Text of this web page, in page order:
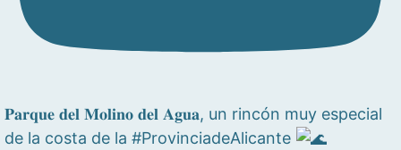
𝐏𝐚𝐫𝐪𝐮𝐞 𝐝𝐞𝐥 𝐌𝐨𝐥𝐢𝐧𝐨 𝐝𝐞𝐥 𝐀𝐠𝐮𝐚, un rincón muy especial
de la costa de la #ProvinciadeAlicante